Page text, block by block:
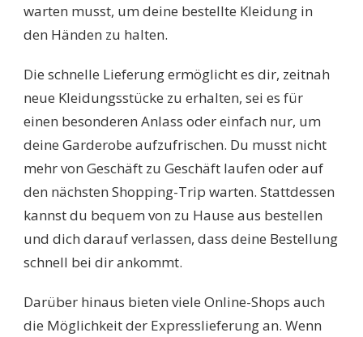
warten musst, um deine bestellte Kleidung in
den Händen zu halten.
Die schnelle Lieferung ermöglicht es dir, zeitnah
neue Kleidungsstücke zu erhalten, sei es für
einen besonderen Anlass oder einfach nur, um
deine Garderobe aufzufrischen. Du musst nicht
mehr von Geschäft zu Geschäft laufen oder auf
den nächsten Shopping-Trip warten. Stattdessen
kannst du bequem von zu Hause aus bestellen
und dich darauf verlassen, dass deine Bestellung
schnell bei dir ankommt.
Darüber hinaus bieten viele Online-Shops auch
die Möglichkeit der Expresslieferung an. Wenn